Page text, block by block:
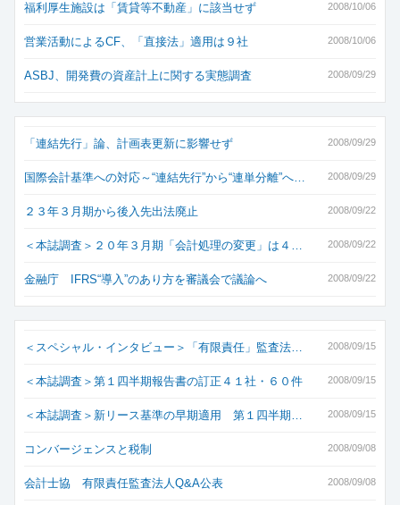
2008/10/06
福利厚生施設は「賃貸等不動産」に該当せず
2008/10/06
営業活動によるCF、「直接法」適用は９社
2008/09/29
ASBJ、開発費の資産計上に関する実態調査
2008/09/29
「連結先行」論、計画表更新に影響せず
2008/09/29
国際会計基準への対応～“連結先行”から“連単分離”へ…
2008/09/22
２３年３月期から後入先出法廃止
2008/09/22
＜本誌調査＞２０年３月期「会計処理の変更」は４…
2008/09/22
金融庁 IFRS“導入”のあり方を審議会で議論へ
2008/09/15
＜スペシャル・インタビュー＞「有限責任」監査法…
2008/09/15
＜本誌調査＞第１四半期報告書の訂正４１社・６０件
2008/09/15
＜本誌調査＞新リース基準の早期適用 第１四半期…
2008/09/08
コンバージェンスと税制
2008/09/08
会計士協 有限責任監査法人Q&A公表